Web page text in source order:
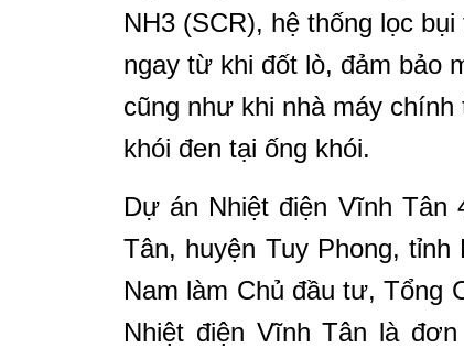
NH3 (SCR), hệ thống lọc
ngay từ khi đốt lò, đảm bảo
cũng như khi nhà máy
khói đen tại ống khói.
Dự án Nhiệt điện Vĩnh Tân
Tân, huyện Tuy Phong,
Nam làm Chủ đầu tư, Tổng
Nhiệt điện Vĩnh Tân là